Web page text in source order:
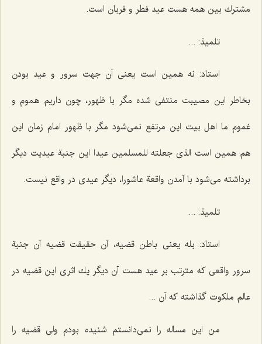
مشترك بین همه هست عید فطر و قربان است.
تلمیذ: ...
استاد: نه همین است یعنی آن جهت سرور و عید بودن
بخاطر این مصیبت منتفی شده مگر با ظهور، چون داریم هموم و
غموم ما اهل بیت این مرتفع نمی‌شود مگر با ظهور امام زمان این
هم همین است الذی جعلته للمسلمین عیدا این جنبة عیدیت دیگر
برداشته می‌شود با آمدن واقعة عاشورا، دیگر عیدی در واقع نیست.
تلمیذ: ...
استاد: بله یعنی باطن قضیه، آن حقیقت قضیه آن جنبة
سرور واقعی كه مترتب بر عید هست آن دیگر یك اثری این قضیه در
عالم ملكوت گذاشته كه آن ...
من این مساله را نمی‌دانستم شنیده بودم ولی قضیه را